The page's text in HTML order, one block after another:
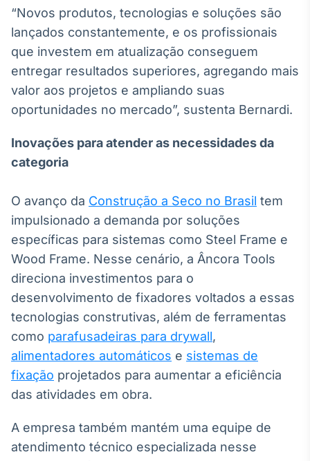
Tokenização
de ativos
Em breve
Em breve
“Novos produtos, tecnologias e soluções são
lançados constantemente, e os profissionais
que investem em atualização conseguem
entregar resultados superiores, agregando mais
valor aos projetos e ampliando suas
oportunidades no mercado”, sustenta Bernardi.
Inovações para atender as necessidades da
categoria
O avanço da Construção a Seco no Brasil tem
impulsionado a demanda por soluções
específicas para sistemas como Steel Frame e
Wood Frame. Nesse cenário, a Âncora Tools
direciona investimentos para o
desenvolvimento de fixadores voltados a essas
tecnologias construtivas, além de ferramentas
como parafusadeiras para drywall,
alimentadores automáticos e sistemas de
fixação projetados para aumentar a eficiência
das atividades em obra.
A empresa também mantém uma equipe de
atendimento técnico especializada nesse